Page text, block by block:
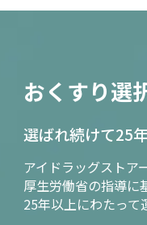
おくすり選
選ばれ続けて25年
アイドラッグストア
厚生労働省の指導に
25年以上にわたって